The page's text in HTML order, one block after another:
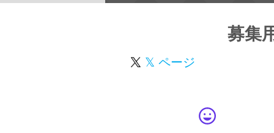
募集
𝕏 ページ